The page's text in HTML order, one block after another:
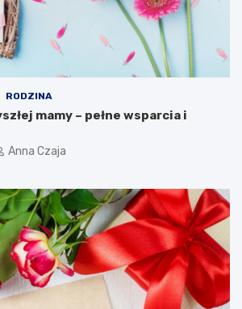
RODZINA
mamy – pełne wsparcia i
Anna Czaja